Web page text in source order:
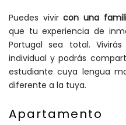
Puedes vivircon una
que tu experiencia de
Portugal sea total.
individual y podrás
estudiante cuya lengua
diferente a la tuya.
Apartamento